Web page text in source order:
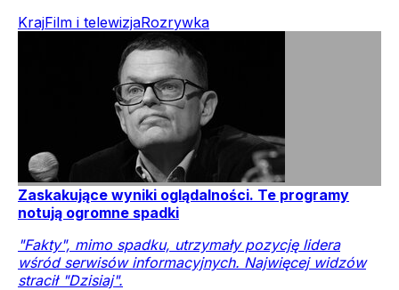
KrajFilm i telewizjaRozrywka
Zaskakujące wyniki oglądalności. Te programy
notują ogromne spadki
"Fakty", mimo spadku, utrzymały pozycję lidera
wśród serwisów informacyjnych. Najwięcej widzów
stracił "Dzisiaj".